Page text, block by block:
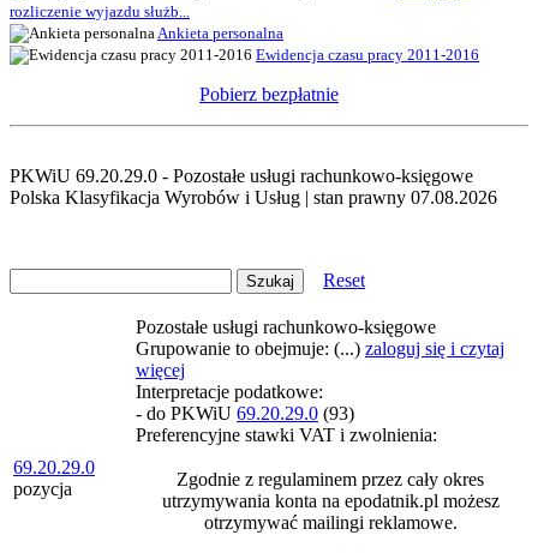
rozliczenie wyjazdu służb...
Ankieta personalna
Ewidencja czasu pracy 2011-2016
Pobierz bezpłatnie
PKWiU 69.20.29.0 - Pozostałe usługi rachunkowo-księgowe
Polska Klasyfikacja Wyrobów i Usług | stan prawny 07.08.2026
Reset
69.20.29.0
pozycja
Pozostałe usługi rachunkowo-księgowe
Grupowanie to obejmuje: (...) zaloguj się i czytaj
więcej
Interpretacje podatkowe:
- do PKWiU 69.20.29.0 (93)
Preferencyjne stawki VAT i zwolnienia:
Zgodnie z regulaminem przez cały okres
utrzymywania konta na epodatnik.pl możesz
otrzymywać mailingi reklamowe.